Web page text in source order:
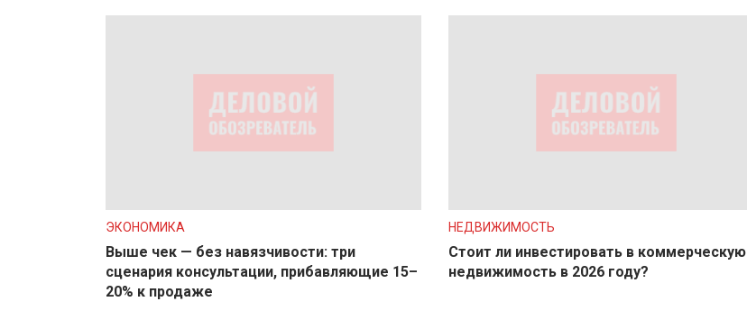
ЭКОНОМИКА
Выше чек — без навязчивости: три
сценария консультации, прибавляющие 15–
20% к продаже
НЕДВИЖИМОСТЬ
Стоит ли инвестировать в коммерческую
недвижимость в 2026 году?